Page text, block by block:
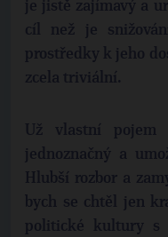
je jistě zajímavý a
cíl než je
prostředky k jeho
zcela triviální.
Už vlastní
jednoznačný a
Hlubší rozbor a
bych se chtěl jen
politické kultury s